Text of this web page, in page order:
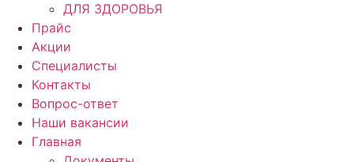
ДЛЯ ЗДОРОВЬЯ
Прайс
Акции
Специалисты
Контакты
Вопрос-ответ
Наши вакансии
Главная